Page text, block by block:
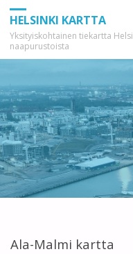
HELSINKI KARTTA
Yksityiskohtainen tiekartta
naapurustoista
Ala-Malmi kartta